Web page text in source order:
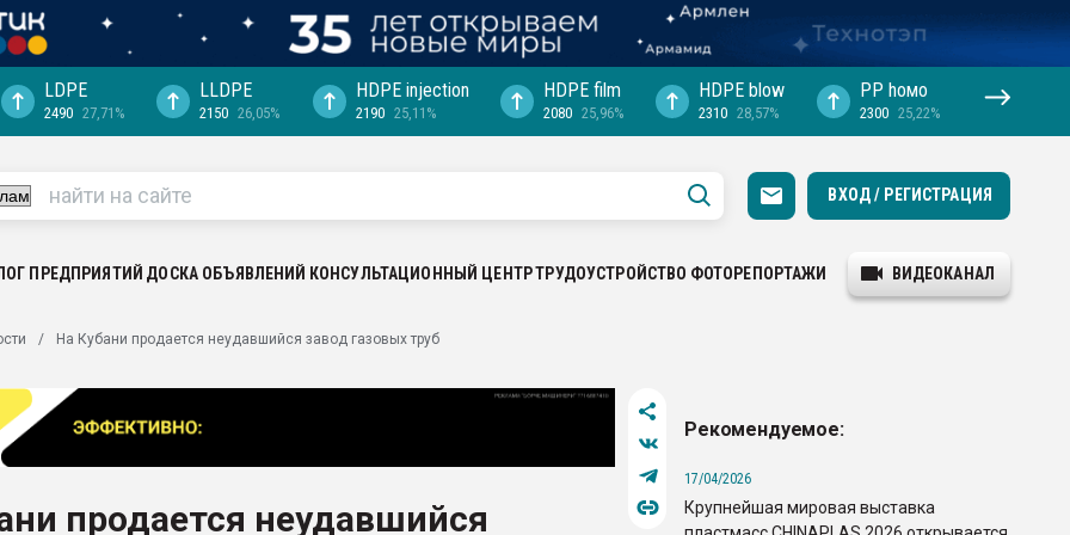
выходит на
рынке
LDPE
2490 27,71%
LLDPE
2150 26,05%
HDPE injection
2190 25,11%
HDPE film
2080 25,96%
HDPE blow
2310 28,57%
PP hомо
2300 25,22%
ВХОД / РЕГИСТРАЦИЯ
ПРЕДПРИЯТИЙ ДОСКА ОБЪЯВЛЕНИЙ КОНСУЛЬТАЦИОННЫЙ ЦЕНТРТРУДОУСТРОЙСТВО ФОТОРЕПОРТАЖИ ВИДЕОКАНАЛ
На Кубани продается неудавшийся завод газовых труб
продается неудавшийся
Рекомендуемое:
17/04/2026
Крупнейшая мировая выставка